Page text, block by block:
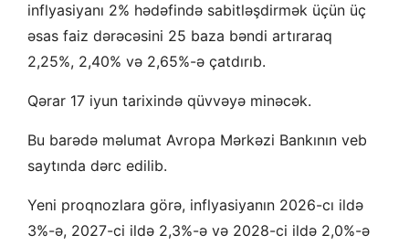
inflyasiyanı 2% hədəfində sabitləşdirmək üçün üç
əsas faiz dərəcəsini 25 baza bəndi artıraraq
2,25%, 2,40% və 2,65%-ə çatdırıb.
Qərar 17 iyun tarixində qüvvəyə minəcək.
Bu barədə məlumat Avropa Mərkəzi Bankının veb
saytında dərc edilib.
Yeni proqnozlara görə, inflyasiyanın 2026-cı ildə
3%-ə, 2027-ci ildə 2,3%-ə və 2028-ci ildə 2,0%-ə